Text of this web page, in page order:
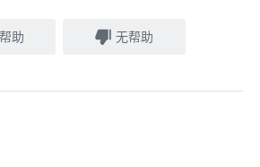
助 无帮助